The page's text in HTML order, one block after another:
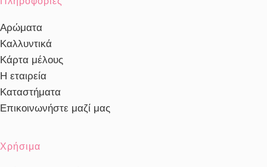
Αρώματα
Καλλυντικά
Κάρτα μέλους
Η εταιρεία
Καταστήματα
Επικοινωνήστε μαζί μας
Χρήσιμα